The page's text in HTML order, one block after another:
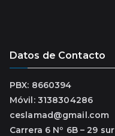
Datos de Contacto
PBX: 8660394
Móvil: 3138304286
ceslamad@gmail.com
Carrera 6 Nº 6B – 29 sur